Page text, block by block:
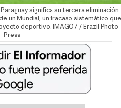
significa su tercera eliminación
un Mundial, un fracaso sistemático que
deportivo. IMAGO7 / Brazil Photo
Press